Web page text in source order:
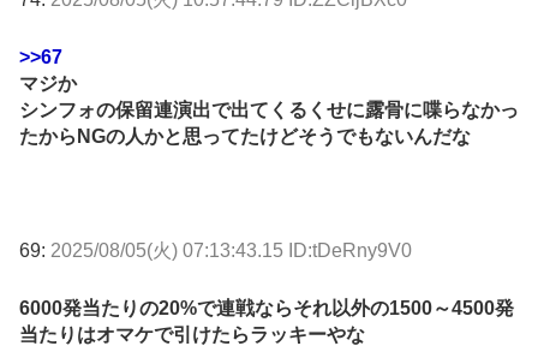
>>67
マジか
シンフォの保留連演出で出てくるくせに露骨に喋らなかっ
たからNGの人かと思ってたけどそうでもないんだな
69: 2025/08/05(火) 07:13:43.15 ID:tDeRny9V0
6000発当たりの20%で連戦ならそれ以外の1500～4500発
当たりはオマケで引けたらラッキーやな